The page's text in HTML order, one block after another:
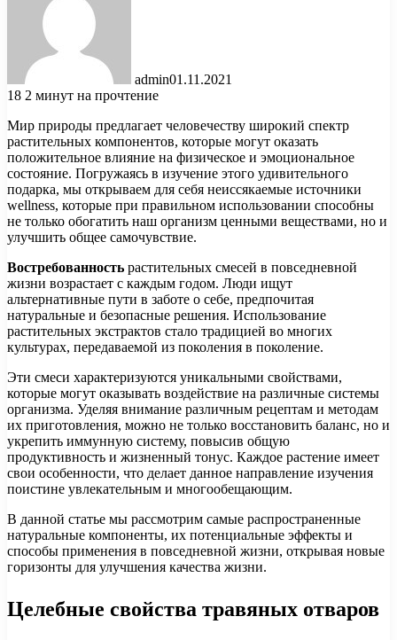
admin01.11.2021
18 2 минут на прочтение
Мир природы предлагает человечеству широкий спектр
растительных компонентов, которые могут оказать
положительное влияние на физическое и эмоциональное
состояние. Погружаясь в изучение этого удивительного
подарка, мы открываем для себя неиссякаемые источники
wellness, которые при правильном использовании способны
не только обогатить наш организм ценными веществами, но и
улучшить общее самочувствие.
Востребованность растительных смесей в повседневной
жизни возрастает с каждым годом. Люди ищут
альтернативные пути в заботе о себе, предпочитая
натуральные и безопасные решения. Использование
растительных экстрактов стало традицией во многих
культурах, передаваемой из поколения в поколение.
Эти смеси характеризуются уникальными свойствами,
которые могут оказывать воздействие на различные системы
организма. Уделяя внимание различным рецептам и методам
их приготовления, можно не только восстановить баланс, но и
укрепить иммунную систему, повысив общую
продуктивность и жизненный тонус. Каждое растение имеет
свои особенности, что делает данное направление изучения
поистине увлекательным и многообещающим.
В данной статье мы рассмотрим самые распространенные
натуральные компоненты, их потенциальные эффекты и
способы применения в повседневной жизни, открывая новые
горизонты для улучшения качества жизни.
Целебные свойства травяных отваров